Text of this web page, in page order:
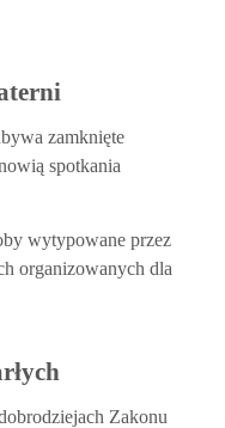
zamknięte
spotkania
wytypowane przez
organizowanych dla
Zakonu